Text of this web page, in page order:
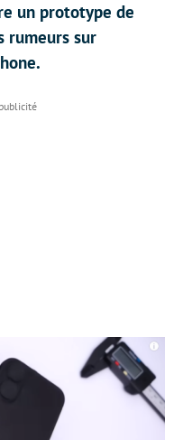
un prototype de
rumeurs sur